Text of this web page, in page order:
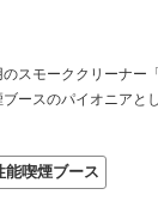
スモーククリーナー
ースのパイオニアと
能喫煙ブース